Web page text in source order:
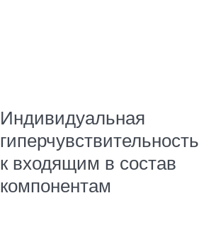
Индивидуальная
гиперчувствительность
к входящим в состав
компонентам